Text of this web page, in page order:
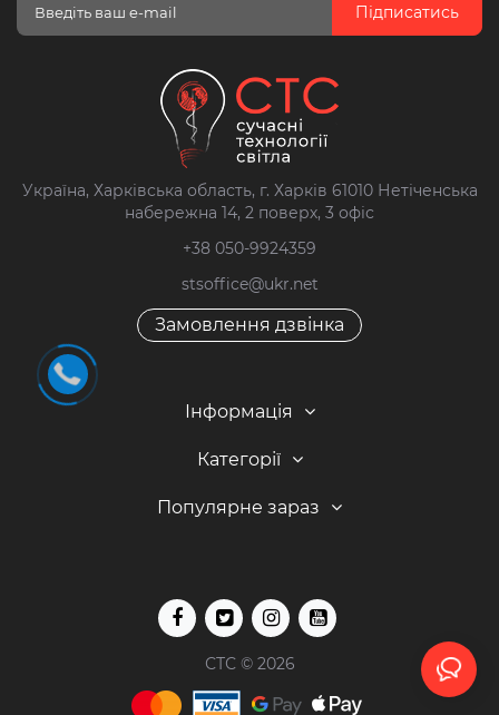
Підписатись
Україна, Харківська область, г. Харків 61010 Нетіченська
набережна 14, 2 поверх, 3 офіс
+38 050-9924359
stsoffice@ukr.net
Замовлення дзвінка
Інформація
Категорії
Популярне зараз
СТС © 2026